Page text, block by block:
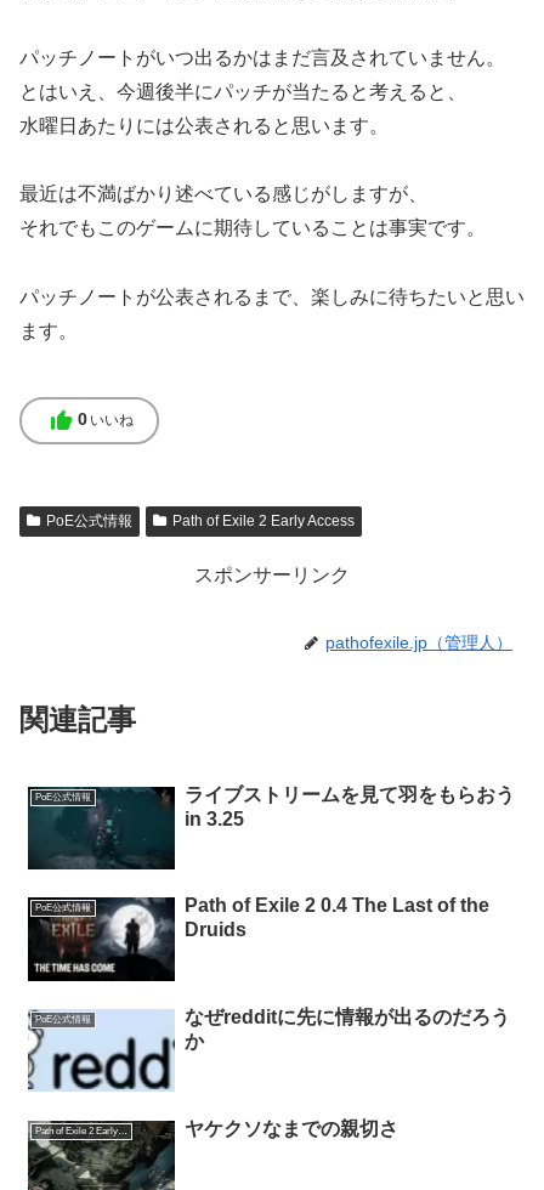
パッチノートがいつ出るかはまだ言及されていません。
とはいえ、今週後半にパッチが当たると考えると、
水曜日あたりには公表されると思います。
最近は不満ばかり述べている感じがしますが、
それでもこのゲームに期待していることは事実です。
パッチノートが公表されるまで、楽しみに待ちたいと思い
ます。
thumb_up 0 いいね
PoE公式情報 Path of Exile 2 Early Access
スポンサーリンク
pathofexile.jp（管理人）
関連記事
PoE公式情報
ライブストリームを見て羽をもらおう
in 3.25
PoE公式情報
Path of Exile 2 0.4 The Last of the
Druids
PoE公式情報
なぜredditに先に情報が出るのだろう
か
Path of Exile 2 Early Access ヤケクソなまでの親切さ